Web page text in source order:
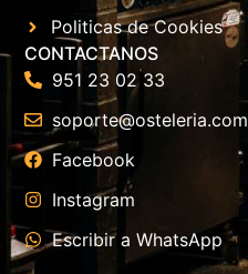
Politicas de Cookies
CONTACTANOS
951 23 02 33
soporte@osteleria.com
Facebook
Instagram
Escribir a WhatsApp